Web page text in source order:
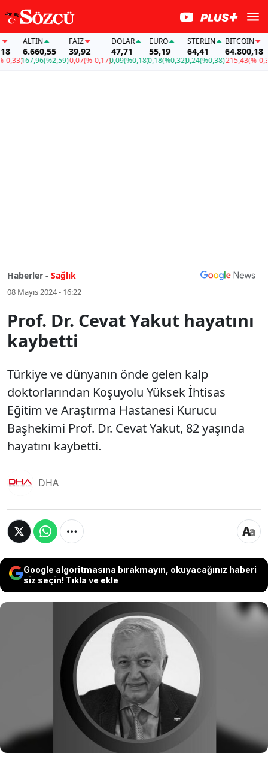
ALTIN
6.660,55
167,96(%2,59)
FAİZ
39,92
-0,07(%-0,17)
DOLAR
47,71
0,09(%0,18)
EURO
55,19
0,18(%0,32)
STERLIN
64,41
0,24(%0,38)
BITCOIN
64.800,18
-215,43(%-0,33)
Haberler - Sağlık
08 Mayıs 2024 - 16:22
Prof. Dr. Cevat Yakut hayatını
kaybetti
Türkiye ve dünyanın önde gelen kalp
doktorlarından Koşuyolu Yüksek İhtisas
Eğitim ve Araştırma Hastanesi Kurucu
Başhekimi Prof. Dr. Cevat Yakut, 82 yaşında
hayatını kaybetti.
DHA
Google algoritmasına bırakmayın, okuyacağınız haberi
siz seçin! Tıkla ve ekle
Türkiye ve dünyanın önde gelen kalp
doktorlarından Koşuyolu Yüksek İhtisas
Eğitim ve Araştırma Hastanesi Kurucu
Başhekimi Prof. Dr. Cevat Yakut, 82 yaşında
hayatını kaybetti.